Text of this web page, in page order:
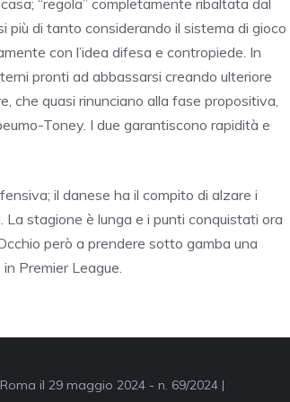
“regola” completamente ribaltata dal
più di tanto considerando il sistema di gioco
con l’idea difesa e contropiede. In
pronti ad abbassarsi creando ulteriore
che quasi rinunciano alla fase propositiva,
Toney. I due garantiscono rapidità e
il danese ha il compito di alzare i
stagione è lunga e i punti conquistati ora
però a prendere sotto gamba una
Premier League.
il 29 maggio 2024 - n. 69/2024 |